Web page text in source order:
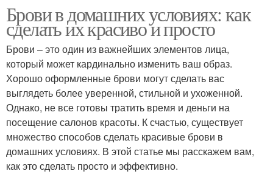
Брови в домашних условиях: как
сделать их красиво и просто
Брови – это один из важнейших элементов лица,
который может кардинально изменить ваш образ.
Хорошо оформленные брови могут сделать вас
выглядеть более уверенной, стильной и ухоженной.
Однако, не все готовы тратить время и деньги на
посещение салонов красоты. К счастью, существует
множество способов сделать красивые брови в
домашних условиях. В этой статье мы расскажем вам,
как это сделать просто и эффективно.